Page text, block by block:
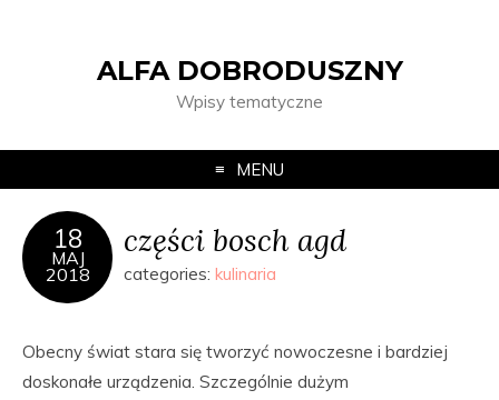
ALFA DOBRODUSZNY
Wpisy tematyczne
MENU
18
MAJ
2018
części bosch agd
categories: kulinaria
Obecny świat stara się tworzyć nowoczesne i bardziej
doskonałe urządzenia. Szczególnie dużym